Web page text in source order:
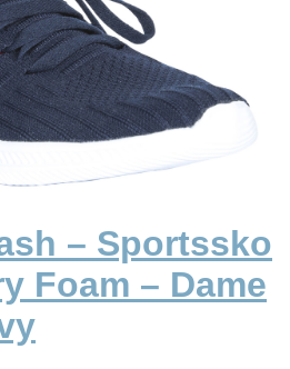
– Sportssko
Foam – Dame